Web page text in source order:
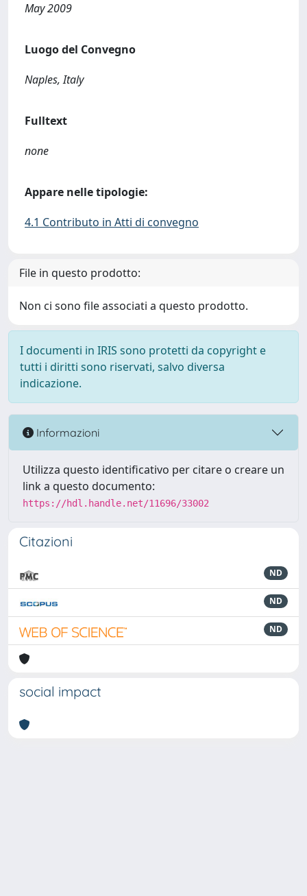
May 2009
Luogo del Convegno
Naples, Italy
Fulltext
none
Appare nelle tipologie:
4.1 Contributo in Atti di convegno
File in questo prodotto:
Non ci sono file associati a questo prodotto.
I documenti in IRIS sono protetti da copyright e
tutti i diritti sono riservati, salvo diversa
indicazione.
Informazioni
Utilizza questo identificativo per citare o creare un
link a questo documento:
https://hdl.handle.net/11696/33002
Citazioni
ND
ND
ND
social impact